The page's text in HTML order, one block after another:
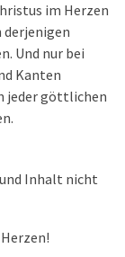
im Herzen
derjenigen
Und nur bei
Kanten
jeder göttlichen
Inhalt nicht